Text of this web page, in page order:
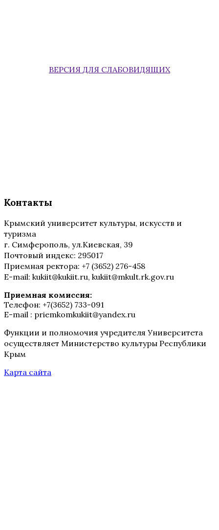
ВЕРСИЯ ДЛЯ СЛАБОВИДЯЩИХ
Контакты
Крымский университет культуры, искусств и
туризма
г. Симферополь, ул.Киевская, 39
Почтовый индекс: 295017
Приемная ректора: +7 (3652) 276-458
E-mail: kukiit@kukiit.ru, kukiit@mkult.rk.gov.ru
Приемная комиссия:
Телефон: +7(3652) 733-091
E-mail : priemkomkukiit@yandex.ru
Функции и полномочия учредителя Университета
осуществляет Министерство культуры Республики
Крым
Карта сайта